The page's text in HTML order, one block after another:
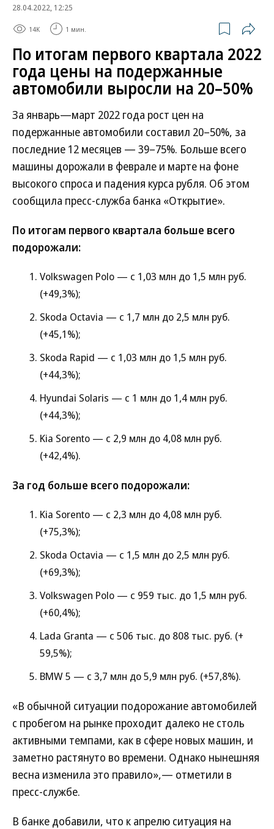
28.04.2022, 12:25
14K 1 мин.
По итогам первого квартала 2022
года цены на подержанные
автомобили выросли на 20–50%
За январь—март 2022 года рост цен на
подержанные автомобили составил 20–50%, за
последние 12 месяцев — 39–75%. Больше всего
машины дорожали в феврале и марте на фоне
высокого спроса и падения курса рубля. Об этом
сообщила пресс-служба банка «Открытие».
По итогам первого квартала больше всего
подорожали:
Volkswagen Polo — с 1,03 млн до 1,5 млн руб.
(+49,3%);
Skoda Octavia — с 1,7 млн до 2,5 млн руб.
(+45,1%);
Skoda Rapid — с 1,03 млн до 1,5 млн руб.
(+44,3%);
Hyundai Solaris — с 1 млн до 1,4 млн руб.
(+44,3%);
Kia Sorento — с 2,9 млн до 4,08 млн руб.
(+42,4%).
За год больше всего подорожали:
Kia Sorento — с 2,3 млн до 4,08 млн руб.
(+75,3%);
Skoda Octavia — с 1,5 млн до 2,5 млн руб.
(+69,3%);
Volkswagen Polo — с 959 тыс. до 1,5 млн руб.
(+60,4%);
Lada Granta — с 506 тыс. до 808 тыс. руб. (+
59,5%);
BMW 5 — с 3,7 млн до 5,9 млн руб. (+57,8%).
«В обычной ситуации подорожание автомобилей
с пробегом на рынке проходит далеко не столь
активными темпами, как в сфере новых машин, и
заметно растянуто во времени. Однако нынешняя
весна изменила это правило»,— отметили в
пресс-службе.
В банке добавили, что к апрелю ситуация на